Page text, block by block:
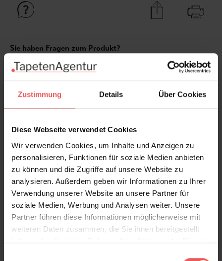
Zustimmung Details Über Cookies
Diese Webseite verwendet Cookies
Wir verwenden Cookies, um Inhalte und Anzeigen zu
personalisieren, Funktionen für soziale Medien anbieten
zu können und die Zugriffe auf unsere Website zu
analysieren. Außerdem geben wir Informationen zu Ihrer
Verwendung unserer Website an unsere Partner für
soziale Medien, Werbung und Analysen weiter. Unsere
Partner führen diese Informationen möglicherweise mit
weiteren Daten zusammen, die Sie ihnen bereitgestellt
haben oder die sie im Rahmen Ihrer Nutzung der Dienste
Sie haben Fragen zum Produkt?
Frage stellen
+49 (0)221 932 81 82
Produktgalerie überspringen
Variante